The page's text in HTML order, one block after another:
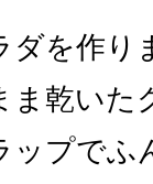
ダを作り
ま乾いた
ップでふ